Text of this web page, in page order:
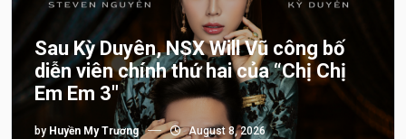
Sau Kỳ Duyên, NSX Will Vũ công bố
diễn viên chính thứ hai của “Chị Chị
Em Em 3″
by Huyền My Trương August 8, 2026